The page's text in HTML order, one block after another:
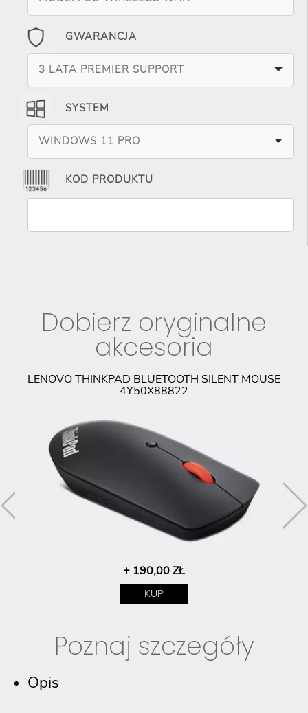
GWARANCJA
3 LATA PREMIER SUPPORT
SYSTEM
WINDOWS 11 PRO
KOD PRODUKTU
Dobierz oryginalne
akcesoria
LENOVO THINKPAD BLUETOOTH SILENT MOUSE
4Y50X88822
+ 190,00 ZŁ
KUP
Poznaj szczegóły
Opis